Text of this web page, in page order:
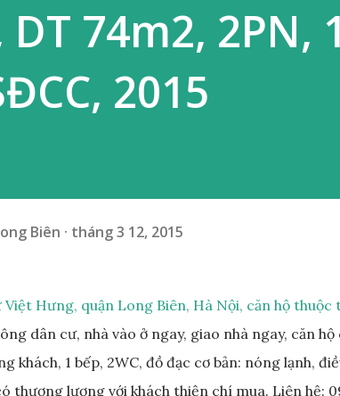
DT 74m2, 2PN,
2015
Biên tháng 3 12, 2015
Việt Hưng, quận Long Biên, Hà Nội, căn hộ
dân cư, nhà vào ở ngay, giao nhà ngay, căn
khách, 1 bếp, 2WC, đồ đạc cơ bản: nóng lạnh,
thương lượng với khách thiện chí mua. Liên hệ: